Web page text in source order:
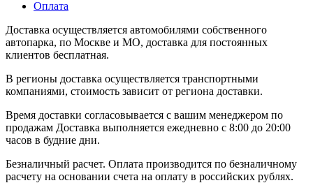
Оплата
Доставка осуществляется автомобилями собственного
автопарка, по Москве и МО, доставка для постоянных
клиентов бесплатная.
В регионы доставка осуществляется транспортными
компаниями, стоимость зависит от региона доставки.
Время доставки согласовывается с вашим менеджером по
продажам Доставка выполняется ежедневно с 8:00 до 20:00
часов в будние дни.
Безналичный расчет. Оплата производится по безналичному
расчету на основании счета на оплату в российских рублях.